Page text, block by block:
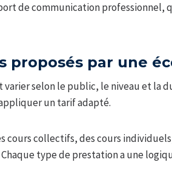
de communication professionnel,
proposés par une
varier selon le public, le niveau et la
un tarif adapté.
cours collectifs, des cours
type de prestation a une